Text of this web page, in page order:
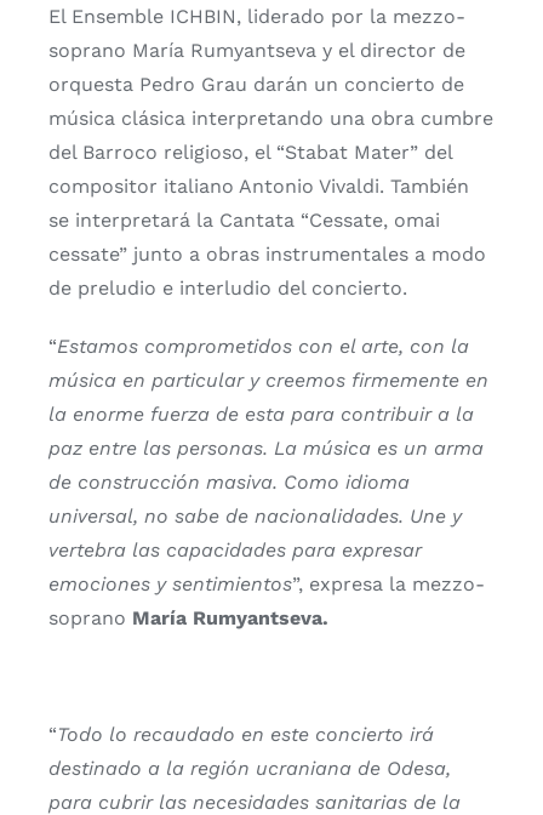
El Ensemble ICHBIN, liderado por la mezzo-
soprano María Rumyantseva y el director de
orquesta Pedro Grau darán un concierto de
música clásica interpretando una obra cumbre
del Barroco religioso, el “Stabat Mater” del
compositor italiano Antonio Vivaldi. También
se interpretará la Cantata “Cessate, omai
cessate” junto a obras instrumentales a modo
de preludio e interludio del concierto.
“Estamos comprometidos con el arte, con la
música en particular y creemos firmemente en
la enorme fuerza de esta para contribuir a la
paz entre las personas. La música es un arma
de construcción masiva. Como idioma
universal, no sabe de nacionalidades. Une y
vertebra las capacidades para expresar
emociones y sentimientos”, expresa la mezzo-
soprano María Rumyantseva.
“Todo lo recaudado en este concierto irá
destinado a la región ucraniana de Odesa,
para cubrir las necesidades sanitarias de la